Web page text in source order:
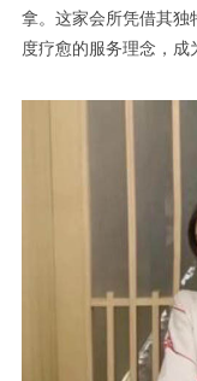
拿。这家会所凭借其独
度疗愈的服务理念，成